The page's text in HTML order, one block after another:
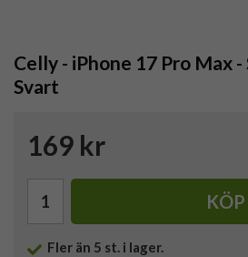
Celly - iPhone 17 Pro Max -
Svart
169 kr
KÖP
Fler än 5 st. i lager.